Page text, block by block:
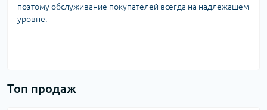
поэтому обслуживание покупателей всегда на надлежащем
уровне.
Топ продаж